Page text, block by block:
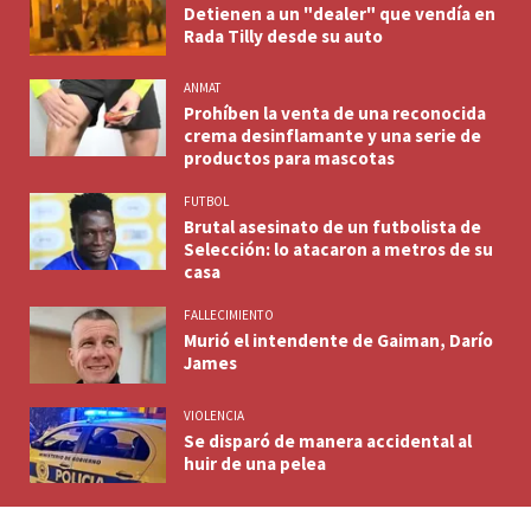
Detienen a un "dealer" que vendía en
Rada Tilly desde su auto
ANMAT
Prohíben la venta de una reconocida
crema desinflamante y una serie de
productos para mascotas
FUTBOL
Brutal asesinato de un futbolista de
Selección: lo atacaron a metros de su
casa
FALLECIMIENTO
Murió el intendente de Gaiman, Darío
James
VIOLENCIA
Se disparó de manera accidental al
huir de una pelea